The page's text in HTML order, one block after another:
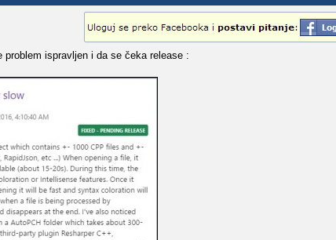
ispravljen i da se čeka release :